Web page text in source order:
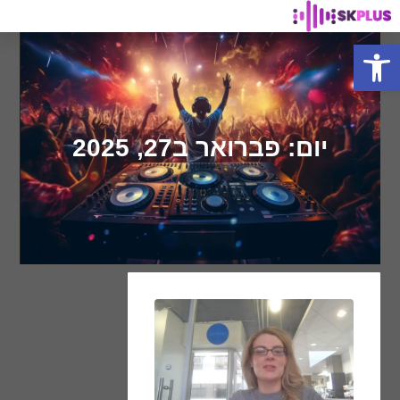
יום: פברואר ב27, 2025
פתח סרגל נגישות